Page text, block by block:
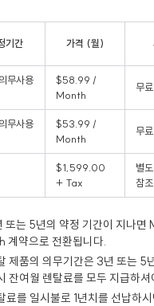
기간 가격 (월)
무사용
$58.99 /
Month
무료
무사용
$53.99 /
Month
무료
$1,599.00
+ Tax
별
참
또는 5년의 약정 기간이 지나면
계약으로 전환됩니다.
제품의 의무기간은 3년 또는 5
잔여월 렌탈료를 모두 지급하셔
료를 일시불로 1년치를 선납하